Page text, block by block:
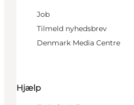
Job
Tilmeld nyhedsbrev
Denmark Media Centre
Hjælp